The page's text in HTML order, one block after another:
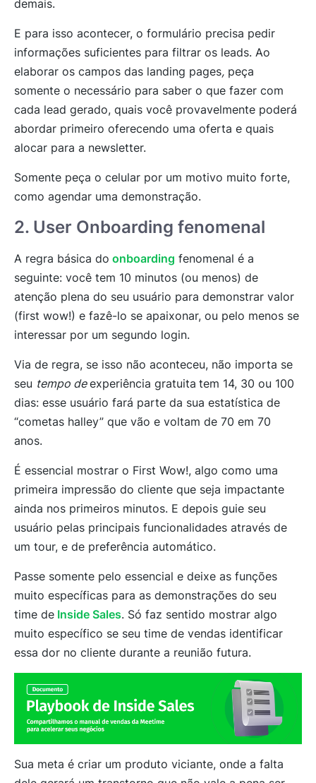
demais.
E para isso acontecer, o formulário precisa pedir
informações suficientes para filtrar os leads. Ao
elaborar os campos das landing pages, peça
somente o necessário para saber o que fazer com
cada lead gerado, quais você provavelmente poderá
abordar primeiro oferecendo uma oferta e quais
alocar para a newsletter.
Somente peça o celular por um motivo muito forte,
como agendar uma demonstração.
2. User Onboarding fenomenal
A regra básica do onboarding fenomenal é a
seguinte: você tem 10 minutos (ou menos) de
atenção plena do seu usuário para demonstrar valor
(first wow!) e fazê-lo se apaixonar, ou pelo menos se
interessar por um segundo login.
Via de regra, se isso não aconteceu, não importa se
seu tempo deexperiência gratuita tem 14, 30 ou 100
dias: esse usuário fará parte da sua estatística de
“cometas halley” que vão e voltam de 70 em 70
anos.
É essencial mostrar o First Wow!, algo como uma
primeira impressão do cliente que seja impactante
ainda nos primeiros minutos. E depois guie seu
usuário pelas principais funcionalidades através de
um tour, e de preferência automático.
Passe somente pelo essencial e deixe as funções
muito específicas para as demonstrações do seu
time de Inside Sales. Só faz sentido mostrar algo
muito específico se seu time de vendas identificar
essa dor no cliente durante a reunião futura.
Sua meta é criar um produto viciante, onde a falta